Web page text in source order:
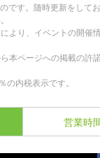
です。随時更新をして
より、イベントの開催
本ページへの掲載の許
内税表示です。
営業時